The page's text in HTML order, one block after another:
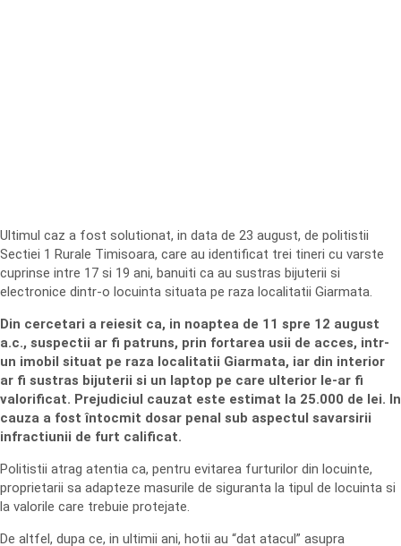
Ultimul caz a fost solutionat, in data de 23 august, de politistii
Sectiei 1 Rurale Timisoara, care au identificat trei tineri cu varste
cuprinse intre 17 si 19 ani, banuiti ca au sustras bijuterii si
electronice dintr-o locuinta situata pe raza localitatii Giarmata.
Din cercetari a reiesit ca, in noaptea de 11 spre 12 august
a.c., suspectii ar fi patruns, prin fortarea usii de acces, intr-
un imobil situat pe raza localitatii Giarmata, iar din interior
ar fi sustras bijuterii si un laptop pe care ulterior le-ar fi
valorificat. Prejudiciul cauzat este estimat la 25.000 de lei. In
cauza a fost întocmit dosar penal sub aspectul savarsirii
infractiunii de furt calificat.
Politistii atrag atentia ca, pentru evitarea furturilor din locuinte,
proprietarii sa adapteze masurile de siguranta la tipul de locuinta si
la valorile care trebuie protejate.
De altfel, dupa ce, in ultimii ani, hotii au “dat atacul” asupra